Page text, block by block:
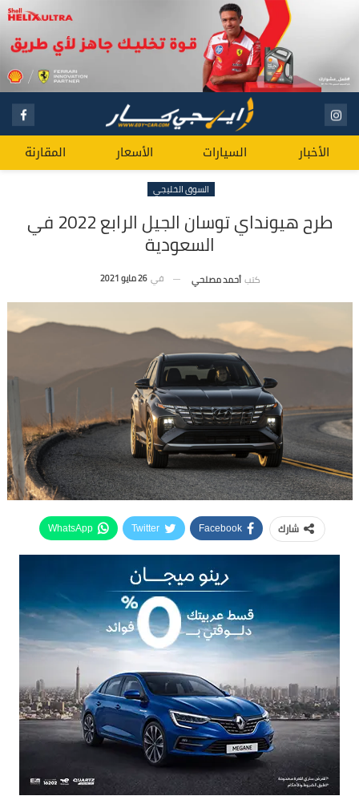
الأخبار السيارات الأسعار المقارنة
السوق الخليجي
طرح هيونداي توسان الجيل الرابع 2022 في
السعودية
كتب أحمد مصلحي في 26 مايو 2021
شارك Facebook
Twitter
WhatsApp